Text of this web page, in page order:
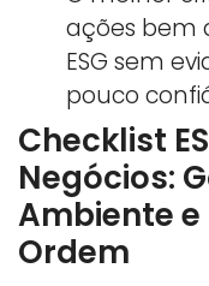
ações bem
ESG sem
pouco
Checklist
Negócios:
Ambiente
Ordem